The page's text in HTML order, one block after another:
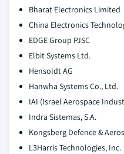
Bharat Electronics Limited
China Electronics
EDGE Group PJSC
Elbit Systems Ltd.
Hensoldt AG
Hanwha Systems Co., Ltd.
IAI (Israel Aerospace
Indra Sistemas, S.A.
Kongsberg Defence &
L3Harris Technologies, Inc.